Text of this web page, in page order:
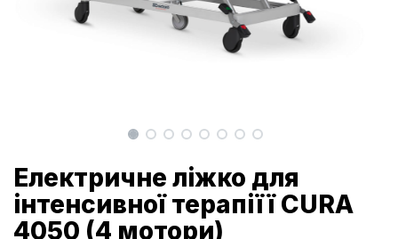
Електричне ліжко для
інтенсивної терапіїї CURA
4050 (4 мотори)